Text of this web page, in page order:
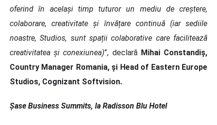
oferind în același timp tuturor un mediu de creștere,
colaborare, creativitate și învățare continuă (iar sediile
noastre, Studios, sunt spații colaborative care facilitează
creativitatea și conexiunea)”, declară Mihai Constandiș,
Country Manager Romania, și Head of Eastern Europe
Studios, Cognizant Softvision.
Șase Business Summits, la Radisson Blu Hotel